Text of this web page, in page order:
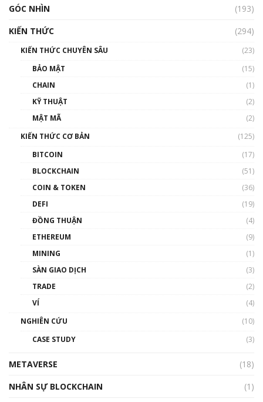
00:43:47
như thể nào?
00:39:31
Phổ cập Blockchain
thống & Crypto qua các cuộc chiến | Phổ cập
01:32:59
GÓC NHÌN
(193)
KIẾN THỨC
(294)
KIẾN THỨC CHUYÊN SÂU
(23)
BẢO MẬT
(15)
CHAIN
(1)
KỸ THUẬT
(2)
MẬT MÃ
(2)
KIẾN THỨC CƠ BẢN
(125)
BITCOIN
(17)
BLOCKCHAIN
(51)
COIN & TOKEN
(36)
DEFI
(19)
ĐỒNG THUẬN
(4)
ETHEREUM
(9)
MINING
(1)
SÀN GIAO DỊCH
(3)
TRADE
(2)
VÍ
(4)
NGHIÊN CỨU
(10)
CASE STUDY
(3)
METAVERSE
(18)
NHÂN SỰ BLOCKCHAIN
(1)